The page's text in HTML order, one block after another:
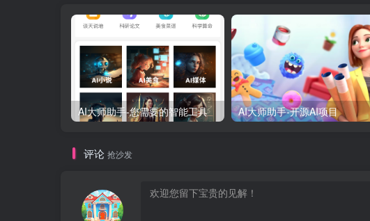
AI大师助手-您需要的智能工具 AI大师助手-开源AI项目
评论 抢沙发